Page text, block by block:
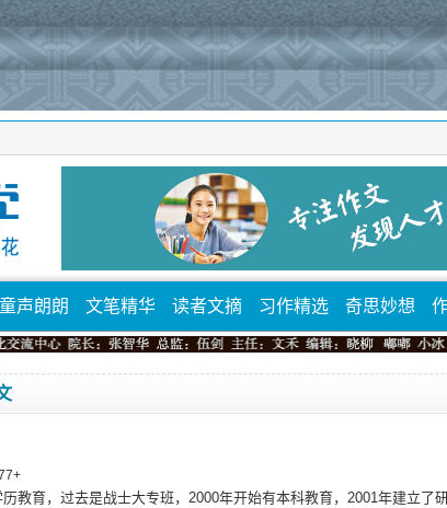
童声朗朗 文笔精华 读者文摘 习作精选 奇思妙想
+
教育，过去是战士大专班，2000年开始有本科教育，2001年建立了